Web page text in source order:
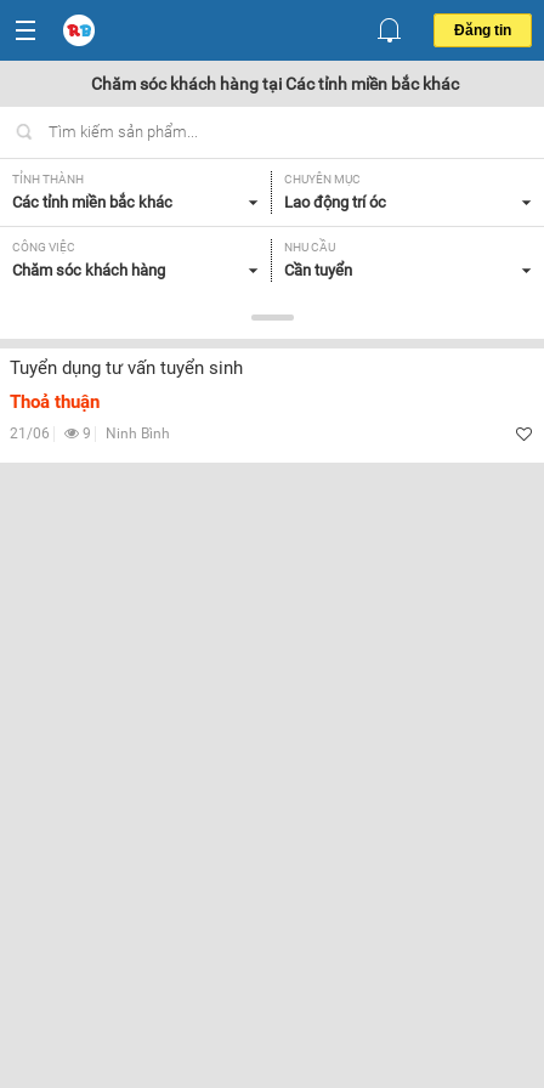
Đăng tin
Chăm sóc khách hàng tại Các tỉnh miền bắc khác
TỈNH THÀNH
Các tỉnh miền bắc khác
CHUYÊN MỤC
Lao động trí óc
CÔNG VIỆC
Chăm sóc khách hàng
NHU CẦU
Cần tuyển
Tất cả
Tuyển dụng tư vấn tuyển sinh
Thoả thuận
21/06 9 Ninh Bình